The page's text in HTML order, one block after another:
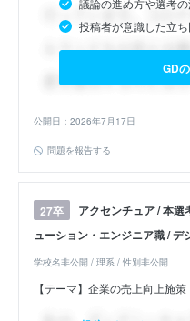
議論の進め方や選考
投稿者が意識した立ち
GD
公開日：2026年7月17日
問題を報告する
27卒
アクセンチュア / 本選
ューション・エンジニア職 /
学校名非公開 / 理系 / 性別非公開
【テーマ】企業の売上向上施策